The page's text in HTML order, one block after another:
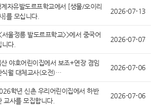
계자유발도르프학교에서 [생물/오이리
]를 모십니다.
2026-07-13
서울정릉 발도르프학교>>에서 중국어
다.
2026-07-07
산 야호어린이집에서 보조+연장 겸임
식월 대체교사(오전)…
2026-07-06
학년 신촌 우리어린이집에서 하반
교사를 모집합니다.
2026-07-06